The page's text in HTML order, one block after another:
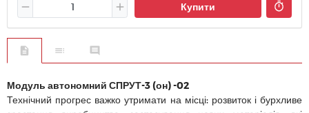
Купити
Модуль автономний СПРУТ-3 (он) -02
Технічний прогрес важко утримати на місці: розвиток і бурхливе